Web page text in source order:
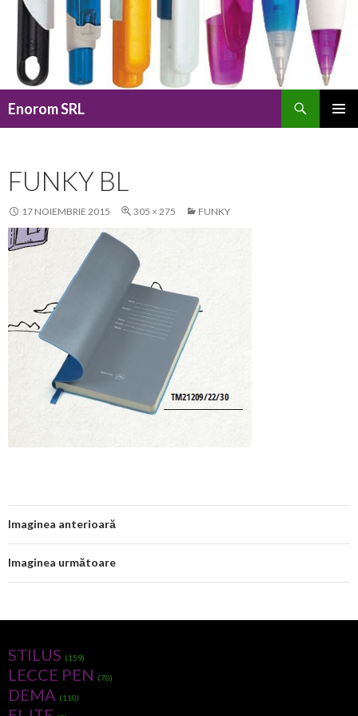
Enorom SRL
FUNKY BL
17 NOIEMBRIE 2015 305 × 275 FUNKY
Imaginea anterioară
Imaginea următoare
STILUS (159)
LECCE PEN (70)
DEMA (110)